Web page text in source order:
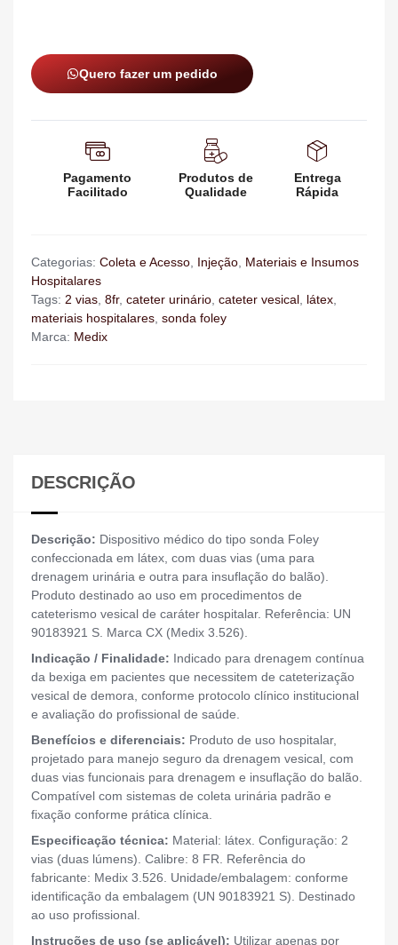
Quero fazer um pedido
Pagamento
Facilitado
Produtos de
Qualidade
Entrega
Rápida
Categorias: Coleta e Acesso, Injeção, Materiais e Insumos
Hospitalares
Tags: 2 vias, 8fr, cateter urinário, cateter vesical, látex,
materiais hospitalares, sonda foley
Marca: Medix
DESCRIÇÃO
Descrição: Dispositivo médico do tipo sonda Foley
confeccionada em látex, com duas vias (uma para
drenagem urinária e outra para insuflação do balão).
Produto destinado ao uso em procedimentos de
cateterismo vesical de caráter hospitalar. Referência: UN
90183921 S. Marca CX (Medix 3.526).
Indicação / Finalidade: Indicado para drenagem contínua
da bexiga em pacientes que necessitem de cateterização
vesical de demora, conforme protocolo clínico institucional
e avaliação do profissional de saúde.
Benefícios e diferenciais: Produto de uso hospitalar,
projetado para manejo seguro da drenagem vesical, com
duas vias funcionais para drenagem e insuflação do balão.
Compatível com sistemas de coleta urinária padrão e
fixação conforme prática clínica.
Especificação técnica: Material: látex. Configuração: 2
vias (duas lúmens). Calibre: 8 FR. Referência do
fabricante: Medix 3.526. Unidade/embalagem: conforme
identificação da embalagem (UN 90183921 S). Destinado
ao uso profissional.
Instruções de uso (se aplicável): Utilizar apenas por